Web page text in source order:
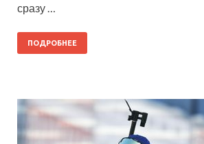
сразу …
ПОДРОБНЕЕ